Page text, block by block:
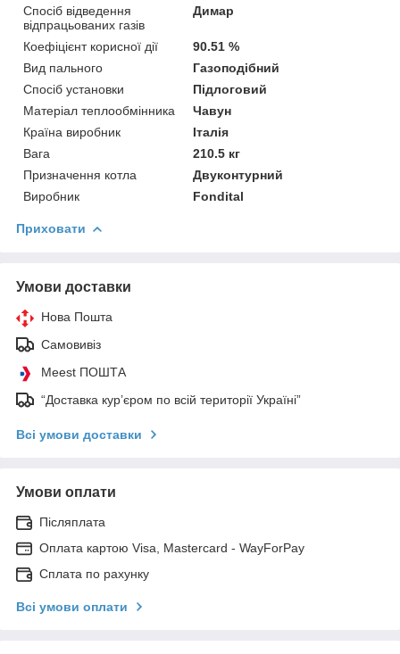
Спосіб відведення
відпрацьованих газів
Димар
Коефіцієнт корисної дії
90.51 %
Вид пального
Газоподібний
Спосіб установки
Підлоговий
Матеріал теплообмінника
Чавун
Країна виробник
Італія
Вага
210.5 кг
Призначення котла
Двуконтурний
Виробник
Fondital
Приховати
Умови доставки
Нова Пошта
Самовивіз
Meest ПОШТА
“Доставка кур’єром по всій території Україні”
Всі умови доставки
Умови оплати
Післяплата
Оплата картою Visa, Mastercard - WayForPay
Сплата по рахунку
Всі умови оплати